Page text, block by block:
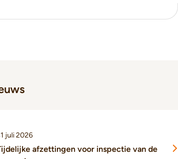
juli 2026
afzettingen voor inspectie van de